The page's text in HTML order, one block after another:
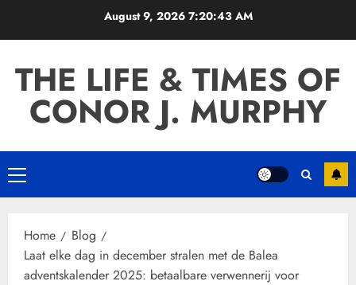
August 9, 2026 7:20:44 AM
THE LIFE & TIMES OF
CONOR J. MURPHY
Primary
Menu
Home
Blog
Laat elke dag in december stralen met de Balea
adventskalender 2025: betaalbare verwennerij voor